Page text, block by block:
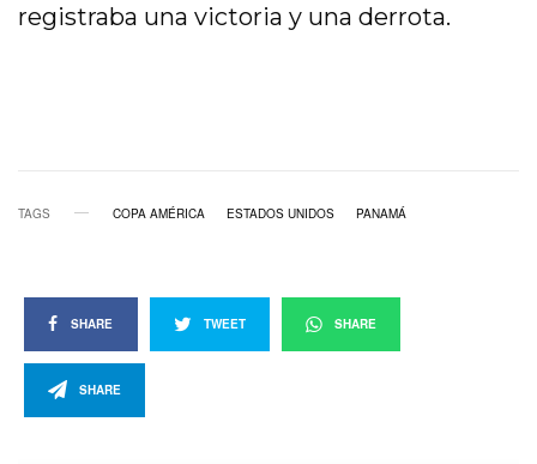
registraba una victoria y una derrota.
TAGS COPA AMÉRICA ESTADOS UNIDOS PANAMÁ
SHARE TWEET SHARE
SHARE